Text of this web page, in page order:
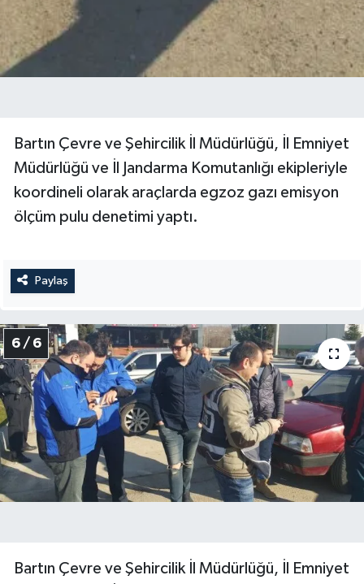
Bartın Çevre ve Şehircilik İl Müdürlüğü, İl Emniyet
Müdürlüğü ve İl Jandarma Komutanlığı ekipleriyle
koordineli olarak araçlarda egzoz gazı emisyon
ölçüm pulu denetimi yaptı.
Paylaş
6 / 6
Bartın Çevre ve Şehircilik İl Müdürlüğü, İl Emniyet